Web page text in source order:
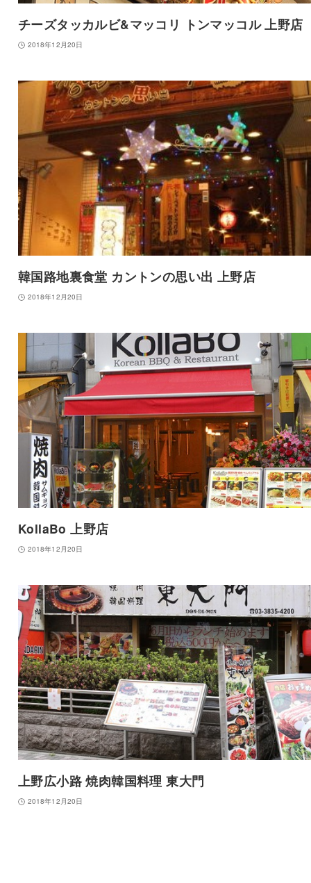
チーズタッカルビ&マッコリ トンマッコル 上野店
2018年12月20日
韓国路地裏食堂 カントンの思い出 上野店
2018年12月20日
KollaBo 上野店
2018年12月20日
上野広小路 焼肉韓国料理 東大門
2018年12月20日